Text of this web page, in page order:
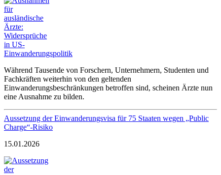
Während Tausende von Forschern, Unternehmern, Studenten und
Fachkräften weiterhin von den geltenden
Einwanderungsbeschränkungen betroffen sind, scheinen Ärzte nun
eine Ausnahme zu bilden.
Aussetzung der Einwanderungsvisa für 75 Staaten wegen „Public
Charge“-Risiko
15.01.2026